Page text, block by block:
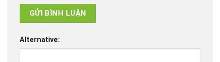
Alternative: